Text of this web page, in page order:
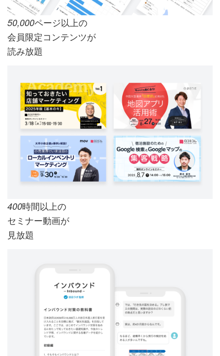
50,000ページ以上の
会員限定コンテンツが
読み放題
400時間以上の
セミナー動画が
見放題